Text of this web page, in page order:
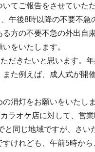
てご報告をさせていただ
午後8時以降の不要不急
方の不要不急の外出自
をいたします。
だきたいと思います。
た例えば、成人式が開
消灯をお願いをいたし
ラオケ店に対して、営
同じ地域ですが、さ
けれども、午前5時か